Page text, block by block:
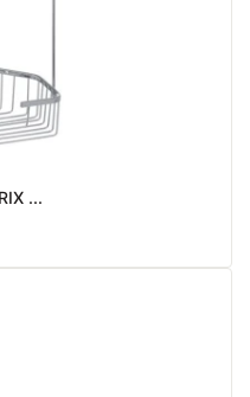
...